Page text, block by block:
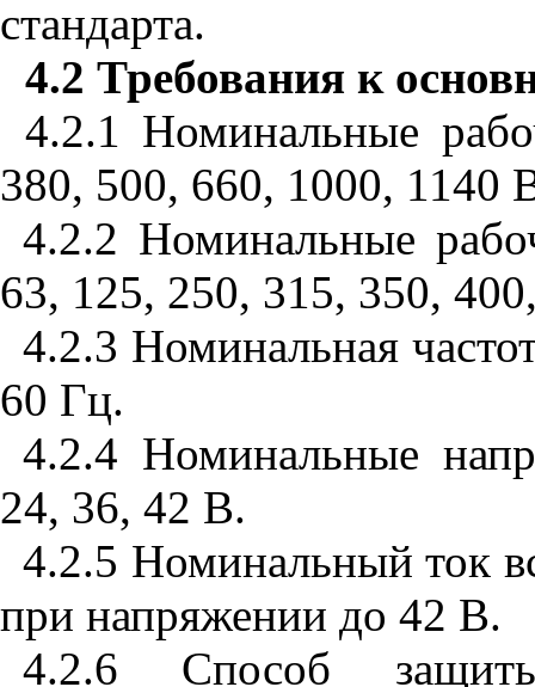
стандарта.
4.2 Требования к
4.2.1 Номинальные
380, 500, 660, 1000, 1140
4.2.2 Номинальные
63, 125, 250, 315, 350,
4.2.3 Номинальная
60 Гц.
4.2.4 Номинальные
24, 36, 42 В.
4.2.5 Номинальный ток
при напряжении до 42 В.
4.2.6
Способ